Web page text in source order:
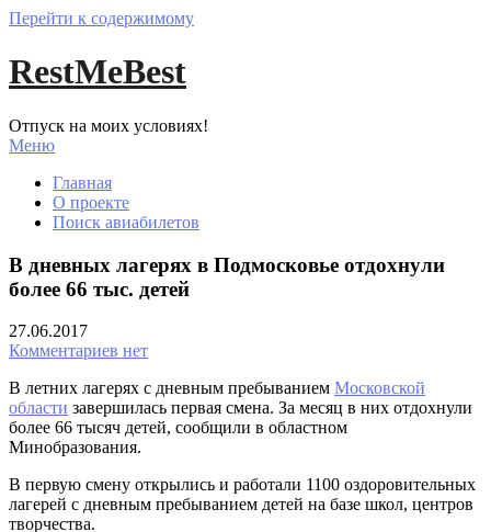
Перейти к содержимому
RestMeBest
Отпуск на моих условиях!
Меню
Главная
О проекте
Поиск авиабилетов
В дневных лагерях в Подмосковье отдохнули
более 66 тыс. детей
27.06.2017
Комментариев нет
В летних лагерях с дневным пребыванием Московской
области завершилась первая смена. За месяц в них отдохнули
более 66 тысяч детей, сообщили в областном
Минобразования.
В первую смену открылись и работали 1100 оздоровительных
лагерей с дневным пребыванием детей на базе школ, центров
творчества.